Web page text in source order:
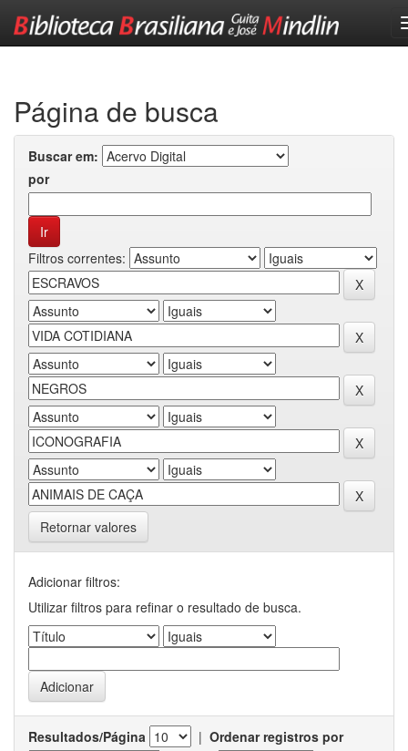
Página de busca
Buscar em:
por
Filtros correntes:
Retornar valores
Adicionar filtros:
Utilizar filtros para refinar o resultado de busca.
Resultados/Página | Ordenar registros por